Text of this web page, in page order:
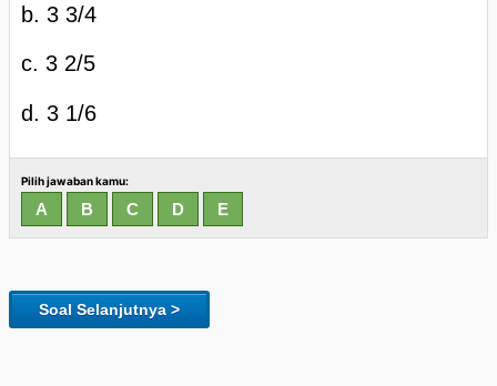
b. 3 3/4
c. 3 2/5
d. 3 1/6
Pilih jawaban kamu:
Soal Selanjutnya >